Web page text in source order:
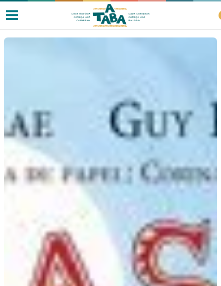
Resenhas
Clube de Leitores
Listas
Na escola
Na família
Colunas